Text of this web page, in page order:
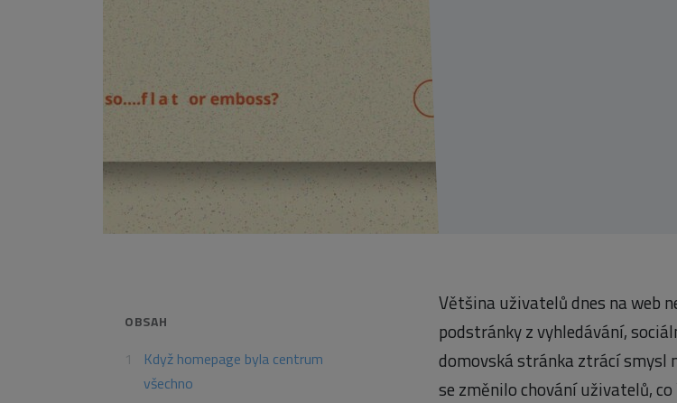
OBSAH
Když homepage byla centrum
všechno
Většina uživatelů dnes na web
podstránky z vyhledávání,
domovská stránka ztrácí smysl
se změnilo chování uživatelů,